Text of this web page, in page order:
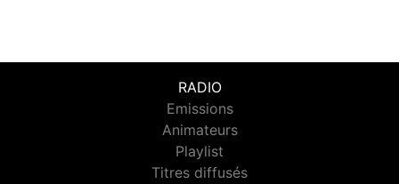
RADIO
Emissions
Animateurs
Playlist
Titres diffusés